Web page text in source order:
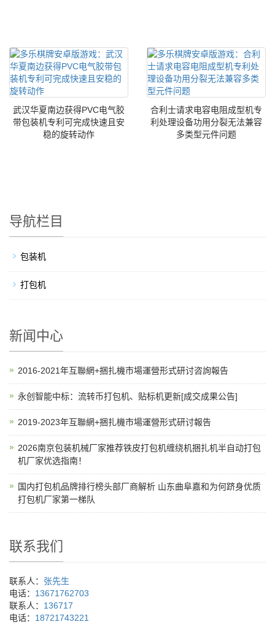
武汉华夏南边获得PVC电气胶
带包装机专利可完成快速且安
稳的旋转动作
合利士请求电容电阻成型机专
利处理设备功用分裂无法兼容
多类型元件问题
导航栏目
包装机
打包机
新闻中心
2016-2021年互聯網+捆扎機市場運營形式研讨咨詢報告
永创智能中标：流转币打包机、贴标机更新[成交成果公告]
2019-2023年互聯網+捆扎機市場運營形式研讨報告
2026南京包装机械厂家推荐铁皮打包机缠绕机捆扎机半自动打包
机厂家优选指南！
国内打包机品牌排行榜头部厂商解析 山东曲阜嘉和为何跻身优质
打包机厂家第一梯队
联系我们
联系人： 张先生
电话： 13671762703
联系人： 136717
电话： 18721743221